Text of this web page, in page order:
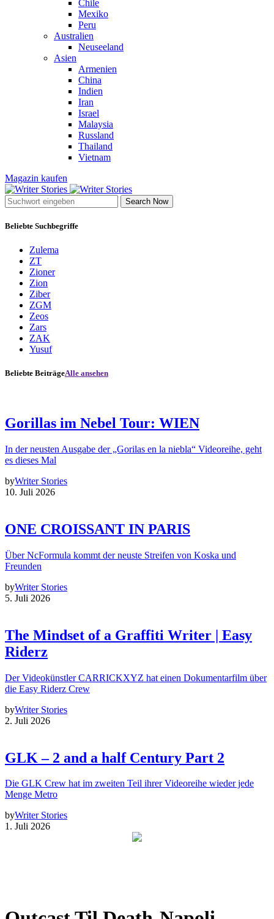
Chile
Mexiko
Peru
Australien
Neuseeland
Asien
Armenien
China
Indien
Iran
Israel
Malaysia
Russland
Thailand
Vietnam
Magazin kaufen
Search Now
Beliebte Suchbegriffe
Zulema
ZT
Zioner
Zion
Ziber
ZGM
Zeos
Zars
ZAK
Yusuf
Beliebte BeiträgeAlle ansehen
Gorillas im Nebel Tour: WIEN
In der neusten Ausgabe der „Gorilas en la niebla“ Videoreihe, geht
es dieses Mal
byWriter Stories
10. Juli 2026
ONE CROISSANT IN PARIS
Über NcFormula kommt der neuste Streifen von Koska und
Freunden
byWriter Stories
5. Juli 2026
The Mindset of a Graffiti Writer | Easy
Riderz
Der Videokünstler CARRICKXYZ hat einen Dokumentarfilm über
die Easy Riderz Crew
byWriter Stories
2. Juli 2026
GLK – 2 and a half Century Part 2
Die GLK Crew hat im zweiten Teil ihrer Videoreihe wieder jede
Menge Metro
byWriter Stories
1. Juli 2026